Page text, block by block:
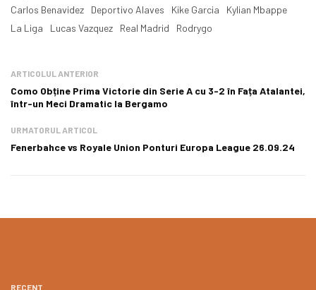
Carlos Benavidez Deportivo Alaves Kike Garcia
Kylian Mbappe
La Liga
Lucas Vazquez Real Madrid Rodrygo
ARTICOLUL ANTERIOR
Como Obține Prima Victorie din Serie A cu 3-2 în Fața Atalantei,
într-un Meci Dramatic la Bergamo
URMATORUL ARTICOL
Fenerbahce vs Royale Union Ponturi Europa League 26.09.24
RECENT